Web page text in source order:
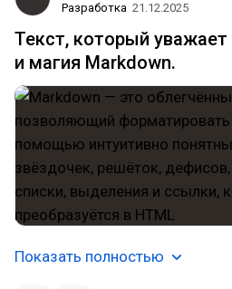
Разработка 21.12.2025
Текст, который
и магия Markdown.
Показать полностью